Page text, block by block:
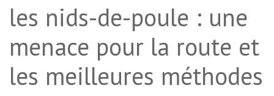
les nids-de-poule : une
menace pour la route et
les meilleures méthodes